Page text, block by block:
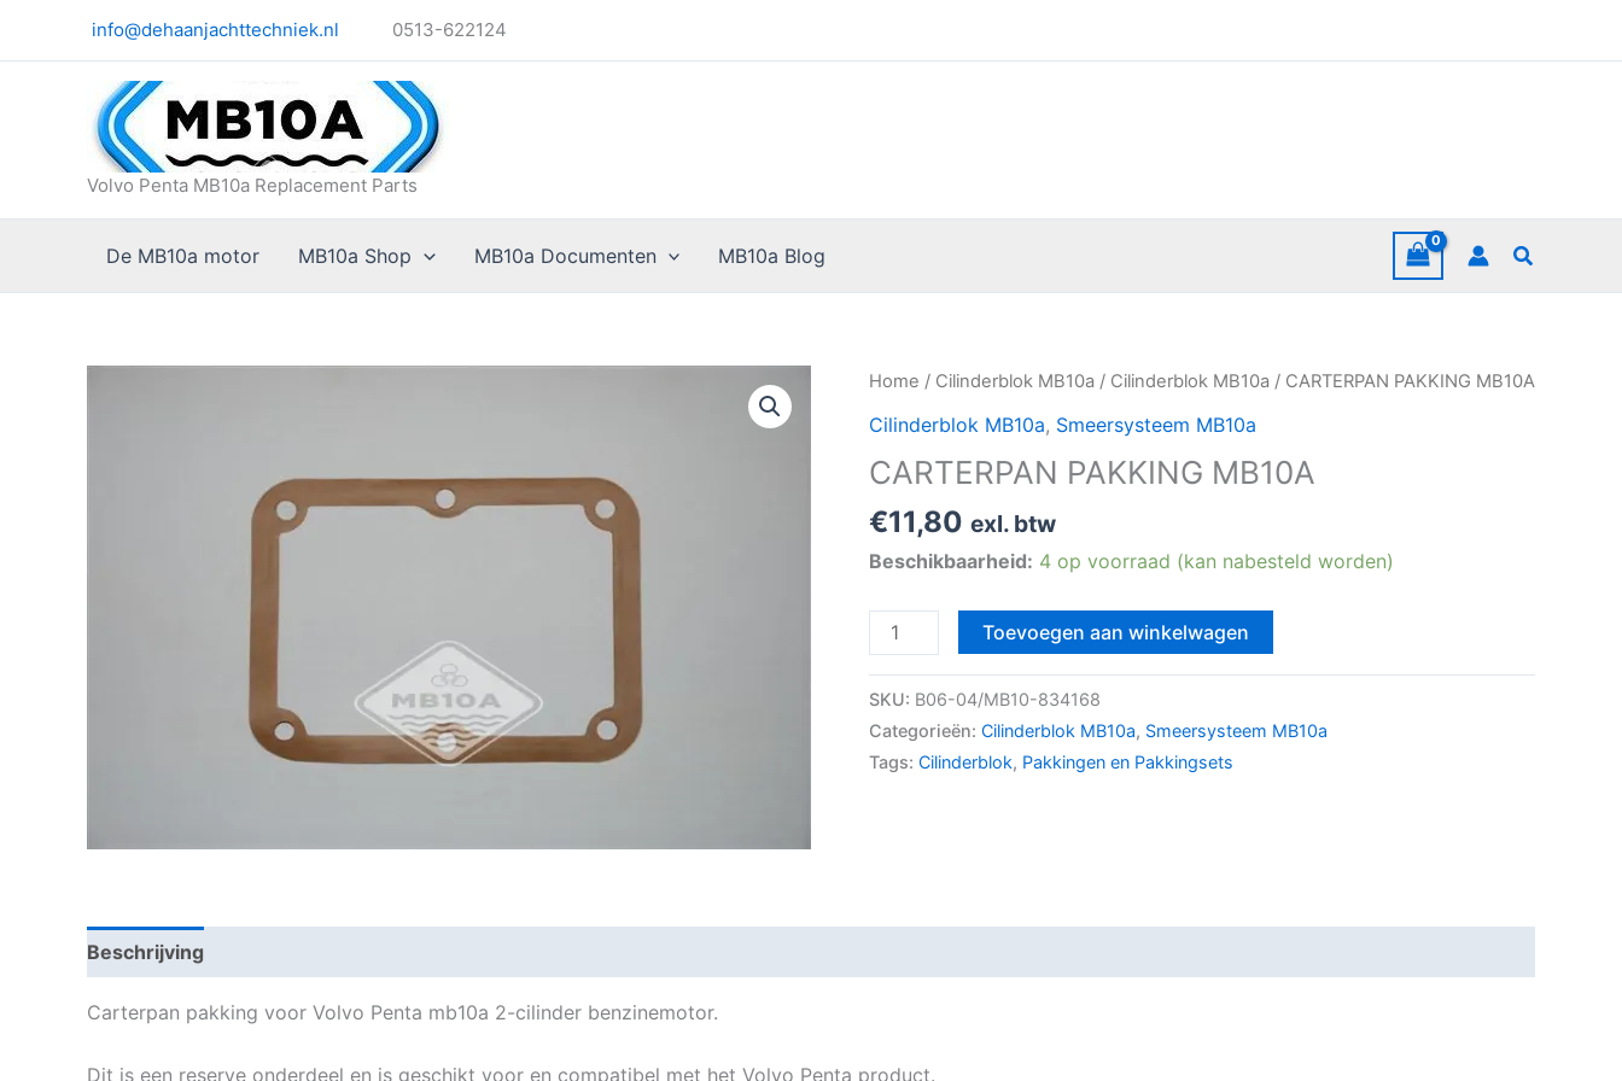
info@dehaanjachttechniek.nl 0513-622124
Volvo Penta MB10a Replacement Parts
De MB10a motor MB10a Shop MB10a Documenten MB10a Blog Zoeken
Home / Cilinderblok MB10a / Cilinderblok MB10a / CARTERPAN PAKKING MB10A
Cilinderblok MB10a, Smeersysteem MB10a
CARTERPAN PAKKING MB10A
€11,80 exl. btw
Beschikbaarheid: 4 op voorraad (kan nabesteld worden)
CARTERPAN
PAKKING
aantal
Toevoegen aan winkelwagen
SKU: B06-04/MB10-834168
Categorieën: Cilinderblok MB10a, Smeersysteem MB10a
Tags: Cilinderblok, Pakkingen en Pakkingsets
Beschrijving
Carterpan pakking voor Volvo Penta mb10a 2-cilinder benzinemotor.
Dit is een reserve onderdeel en is geschikt voor en compatibel met het Volvo Penta product.